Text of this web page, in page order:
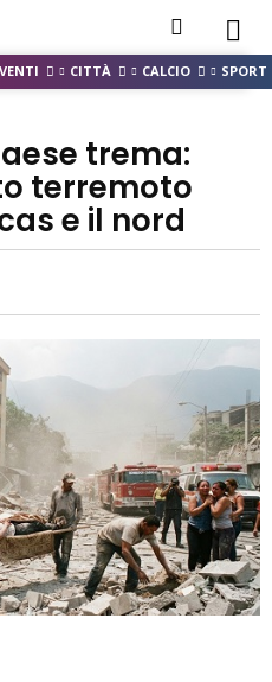
CITTÀ CALCIO SPORT
trema:
terremoto
e il nord